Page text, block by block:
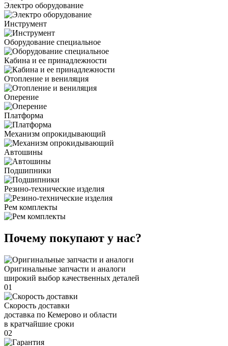
Электро оборудование
Инструмент
Оборудование специальное
Кабина и ее принадлежности
Отопление и вениляция
Оперение
Платформа
Механизм опрокидывающий
Автошины
Подшипники
Резино-технические изделия
Рем комплекты
Почему покупают у нас?
Оригинальные запчасти и аналоги
широкий выбор качественных деталей
01
Скорость доставки
доставка по Кемерово и области
в кратчайшие сроки
02